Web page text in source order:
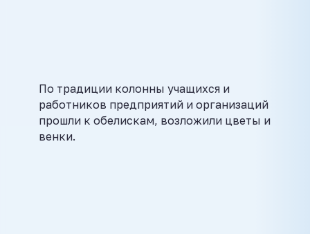
По традиции колонны учащихся и
работников предприятий и организаций
прошли к обелискам, возложили цветы и
венки.